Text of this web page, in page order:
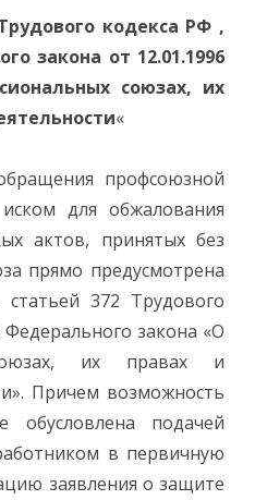
кодекса РФ ,
закона от 12.01.1996
союзах, их
«
профсоюзной
для обжалования
актов, принятых без
прямо предусмотрена
372 Трудового
закона «О
их правах и
Причем возможность
обусловлена подачей
в первичную
заявления о защите